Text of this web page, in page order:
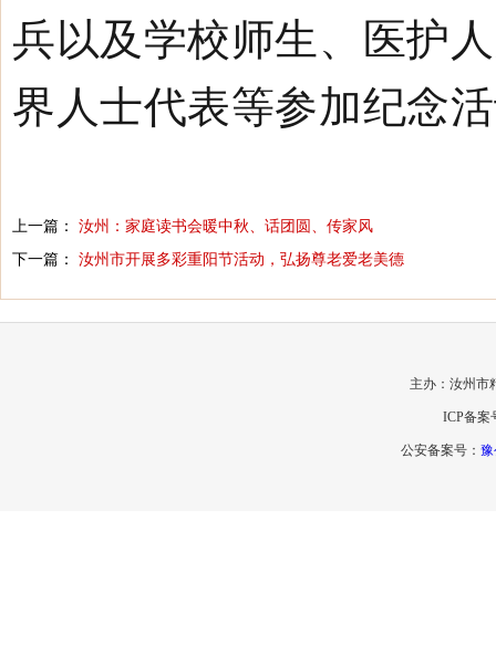
兵以及学校师生、医护
界人士代表等参加纪念
上一篇： 汝州：家庭读书会暖中秋、话团圆、传家风
下一篇： 汝州市开展多彩重阳节活动，弘扬尊老爱老美德
主办：汝州市
ICP备案
公安备案号：豫